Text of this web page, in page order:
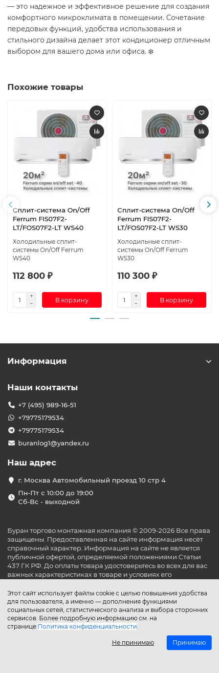
— это надежное и эффективное решение для создания
комфортного микроклимата в помещении. Сочетание
передовых функций, удобства использования и
стильного дизайна делает этот кондиционер отличным
выбором для вашего дома или офиса. ❄️
Похожие товары
Сплит-система On/Off
Ferrum FIS07F2-
LT/FOS07F2-LT WS40
Холодильные сплит-
системы On/Off Ferrum
WS40
112 800 ₽
В корзину
Сплит-система On/Off
Ferrum FIS07F2-
LT/FOS07F2-LT WS30
Холодильные сплит-
системы On/Off Ferrum
WS30
110 300 ₽
В корзину
Этот сайт использует файлы cookie с целью повышения удобства
для пользователя, а именно — дополнения функциями
социальных сетей, статистического анализа и выбора сторонних
сервисов. Более подробную информацию см. на
странице Политика конфиденциальности.
Не принимаю Принимаю
Информация
Наши контакты
+7 (495) 989-16-51
+79775179534
+79775179534
buranlog1@yandex.ru
Наш адрес
г. Москва Автомобильный проезд 10 стр 4
Пн-Пт с 10:00 до 19:00
Сб-Вс - выходной
Буран торгово монтажная компания © 2009-2026 Все права
защищены. Предоставленная на сайте информация несёт
справочный характер. Информация на сайте не является
публичной офертой, определяемой положениями Статьи
437 ГК РФ. До оплаты товара удостоверьтесь во всех для вас
важных характеристиках в товаре и условиях его